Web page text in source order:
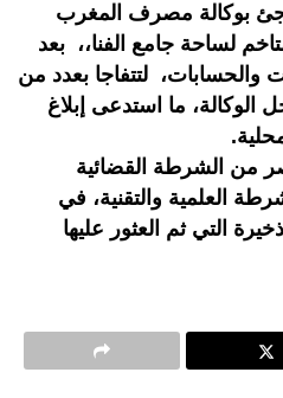
بوكالة مصرف المغرب
لساحة جامع الفنا،، بعد
والحسابات، لتتفاجا بعدد من
ما استدعى إبلاغ
من الشرطة القضائية
العلمية والتقنية، في
التي ثم العثور عليها